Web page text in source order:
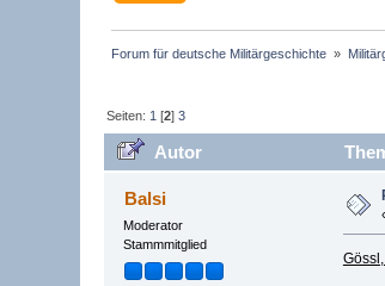
Forum für deutsche Militärgeschichte »
Seiten: 1 [2]3
Autor
Balsi
Moderator
Stammmitglied